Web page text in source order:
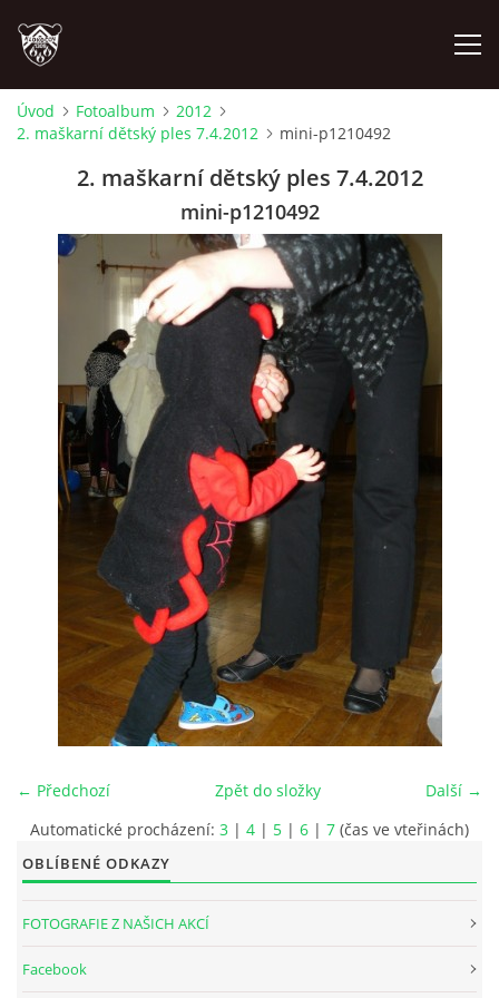
ÚVOD
PROBĚHLÉ AKCE
FOTOALBUM
VIDEA
INTERNÍ SEKCE
Úvod Fotoalbum
2012
2. maškarní dětský ples 7.4.2012
mini-p1210492
2. maškarní dětský ples 7.4.2012
mini-p1210492
← Předchozí Další →
Zpět do složky
Automatické procházení: 3 | 4 | 5 | 6 | 7 (čas ve vteřinách)
OBLÍBENÉ ODKAZY
FOTOGRAFIE Z NAŠICH AKCÍ
Facebook